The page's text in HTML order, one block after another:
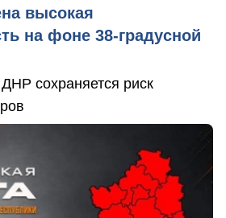
высокая
на фоне 38-градусной
сохраняется риск